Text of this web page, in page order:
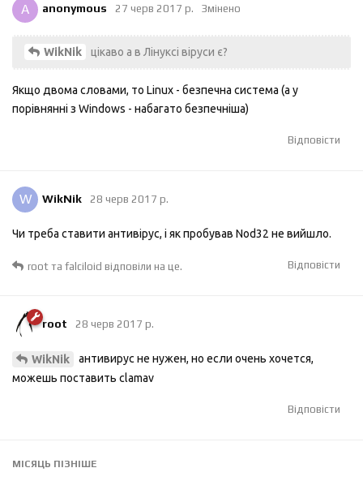
A anonymous 27 черв 2017 р. Змінено
WikNik цікаво а в Лінуксі віруси є?
Якщо двома словами, то Linux - безпечна система (а у
порівнянні з Windows - набагато безпечніша)
Відповісти
W WikNik 28 черв 2017 р.
Чи треба ставити антивірус, і як пробував Nod32 не вийшло.
Відповісти
root та falciloid відповіли на це.
root 28 черв 2017 р.
WikNik
антивирус не нужен, но если очень хочется,
можешь поставить clamav
Відповісти
МІСЯЦЬ ПІЗНІШЕ